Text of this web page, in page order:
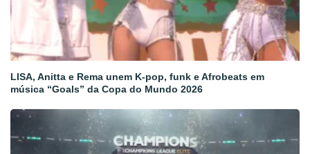
LISA, Anitta e Rema unem K-pop, funk e Afrobeats em
música “Goals” da Copa do Mundo 2026